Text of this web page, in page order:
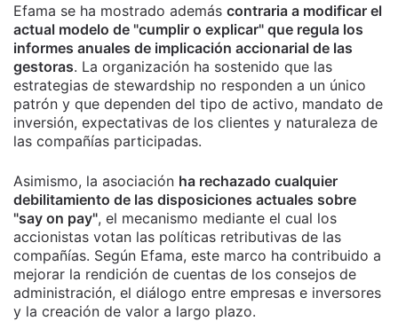
Efama se ha mostrado además contraria a modificar el
actual modelo de "cumplir o explicar" que regula los
informes anuales de implicación accionarial de las
gestoras. La organización ha sostenido que las
estrategias de stewardship no responden a un único
patrón y que dependen del tipo de activo, mandato de
inversión, expectativas de los clientes y naturaleza de
las compañías participadas.
Asimismo, la asociación ha rechazado cualquier
debilitamiento de las disposiciones actuales sobre
"say on pay", el mecanismo mediante el cual los
accionistas votan las políticas retributivas de las
compañías. Según Efama, este marco ha contribuido a
mejorar la rendición de cuentas de los consejos de
administración, el diálogo entre empresas e inversores
y la creación de valor a largo plazo.